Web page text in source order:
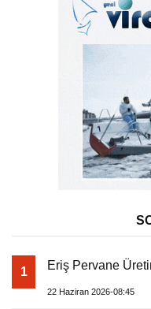
1 Eriş Pervane
22 Haziran 2026-08:45